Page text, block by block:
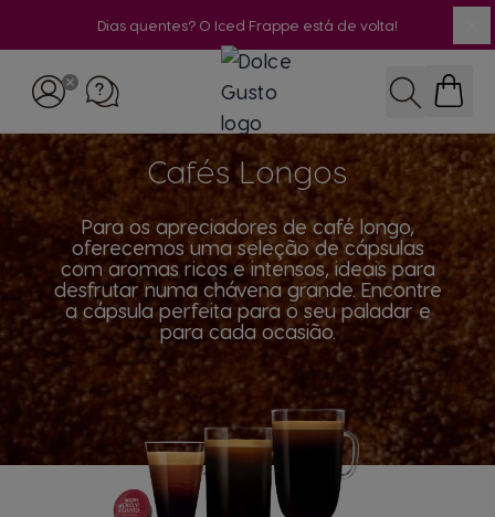
Dias quentes? O Iced Frappe está de volta!
Pesquisar
Cafés Longos
Para os apreciadores de café longo,
oferecemos uma seleção de cápsulas
com aromas ricos e intensos, ideais para
desfrutar numa chávena grande. Encontre
a cápsula perfeita para o seu paladar e
para cada ocasião.